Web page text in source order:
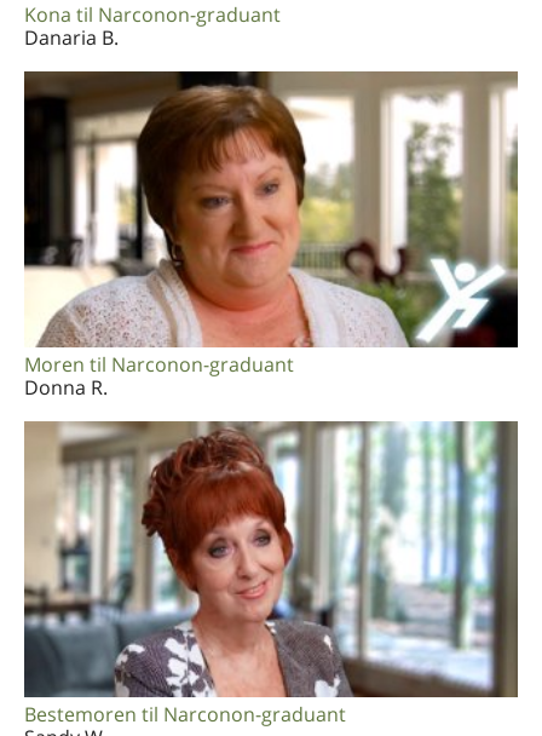
Kona til Narconon-graduant
Danaria B.
Moren til Narconon-graduant
Donna R.
Bestemoren til Narconon-graduant